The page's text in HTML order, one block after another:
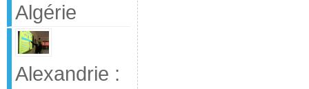
Algérie
Alexandrie :